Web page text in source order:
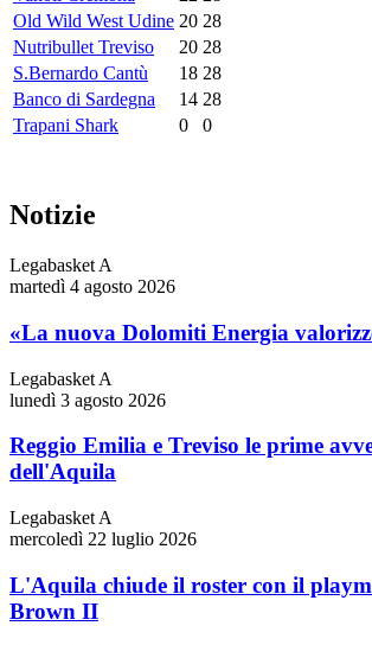
Old Wild West Udine 20 28
Nutribullet Treviso
20 28
S.Bernardo Cantù
18 28
Banco di Sardegna
14 28
Trapani Shark
0 0
Notizie
Legabasket A
martedì 4 agosto 2026
«La nuova Dolomiti Energia
Legabasket A
lunedì 3 agosto 2026
Reggio Emilia e Treviso le prime
dell'Aquila
Legabasket A
mercoledì 22 luglio 2026
L'Aquila chiude il roster con il
Brown II